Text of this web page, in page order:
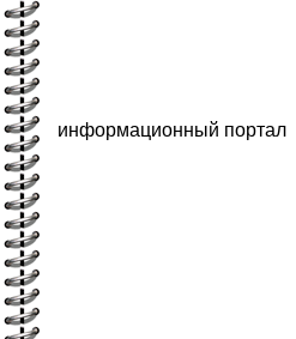
информационный портал